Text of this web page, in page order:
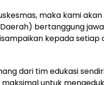
maka kami akan
bertanggung
kepada setiap
dari tim edukasi